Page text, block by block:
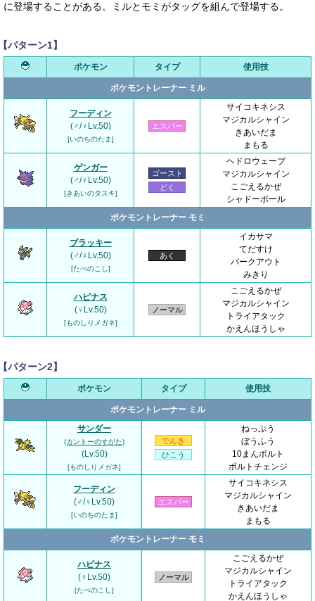
に登場することがある。ミルとモミがタッグを組んで登場する。
パターン1】
ポケモン タイプ 使用技
ポケモントレーナー ミル
フーディン
(♂/♀Lv.50)
[いのちのたま]
エスパー
サイコキネシス
マジカルシャイン
きあいだま
まもる
ゲンガー
(♂/♀Lv.50)
[きあいのタスキ]
ゴースト
どく
ヘドロウェーブ
マジカルシャイン
こごえるかぜ
シャドーボール
ポケモントレーナー モミ
ブラッキー
(♂/♀Lv.50)
[たべのこし]
あく
イカサマ
てだすけ
バークアウト
みきり
ハピナス
(♀Lv.50)
[ものしりメガネ]
ノーマル
こごえるかぜ
マジカルシャイン
トライアタック
かえんほうしゃ
パターン2】
ポケモン タイプ 使用技
ポケモントレーナー ミル
サンダー
(カントーのすがた)
(Lv.50)
[ものしりメガネ]
でんき
ひこう
ねっぷう
ぼうふう
10まんボルト
ボルトチェンジ
フーディン
(♂/♀Lv.50)
[いのちのたま]
エスパー
サイコキネシス
マジカルシャイン
きあいだま
まもる
ポケモントレーナー モミ
ハピナス
(♀Lv.50)
[たべのこし]
ノーマル
こごえるかぜ
マジカルシャイン
トライアタック
かえんほうしゃ